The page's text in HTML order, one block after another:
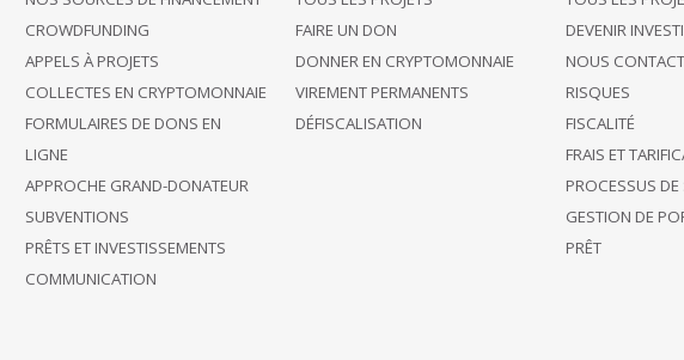
CROWDFUNDING
APPELS À PROJETS
COLLECTES EN CRYPTOMONNAIE
FORMULAIRES DE DONS EN
LIGNE
APPROCHE GRAND-DONATEUR
SUBVENTIONS
PRÊTS ET INVESTISSEMENTS
COMMUNICATION
FAIRE UN DON
DONNER EN CRYPTOMONNAIE
VIREMENT PERMANENTS
DÉFISCALISATION
DEVENIR
NOUS
RISQUES
FISCALITÉ
FRAIS ET
PROCESSUS
GESTION DE
PRÊT